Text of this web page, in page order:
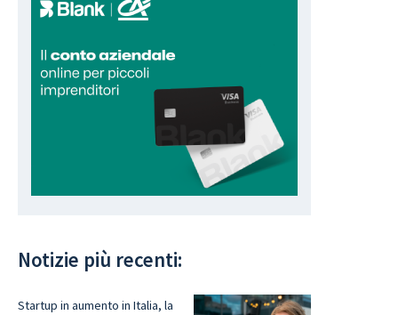
Notizie più recenti:
Startup in aumento in Italia, la